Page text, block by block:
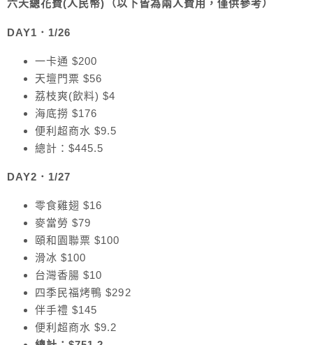
六天總花費(人民幣)（以下皆為兩人費用，僅供參考）
DAY1．1/26
一卡通 $200
天壇門票 $56
荔枝爽(飲料) $4
海底撈 $176
便利超商水 $9.5
總計：$445.5
DAY2．1/27
零食雞翅 $16
麥當勞 $79
頤和園聯票 $100
滑冰 $100
台灣香腸 $10
四季民福烤鴨 $292
伴手禮 $145
便利超商水 $9.2